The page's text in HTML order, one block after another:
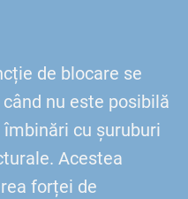
de blocare se
nu este posibilă
cu șuruburi
Acestea
forței de